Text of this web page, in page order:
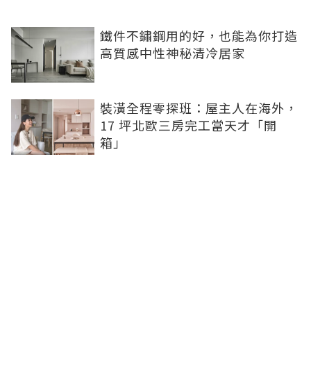
鐵件不鏽鋼用的好，也能為你打造
高質感中性神秘清冷居家
裝潢全程零探班：屋主人在海外，
17 坪北歐三房完工當天才「開
箱」